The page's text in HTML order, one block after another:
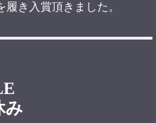
き入賞頂きました。
み